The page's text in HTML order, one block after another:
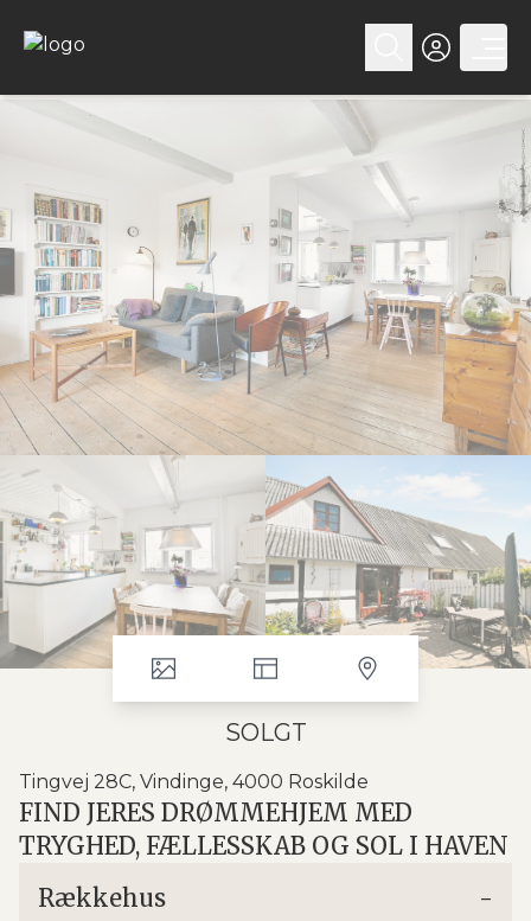
SOLGT
Tingvej 28C, Vindinge, 4000 Roskilde
FIND JERES DRØMMEHJEM MED
TRYGHED, FÆLLESSKAB OG SOL I HAVEN
busforbindelser i kort afstand fra boligen, og via
Rækkehus -